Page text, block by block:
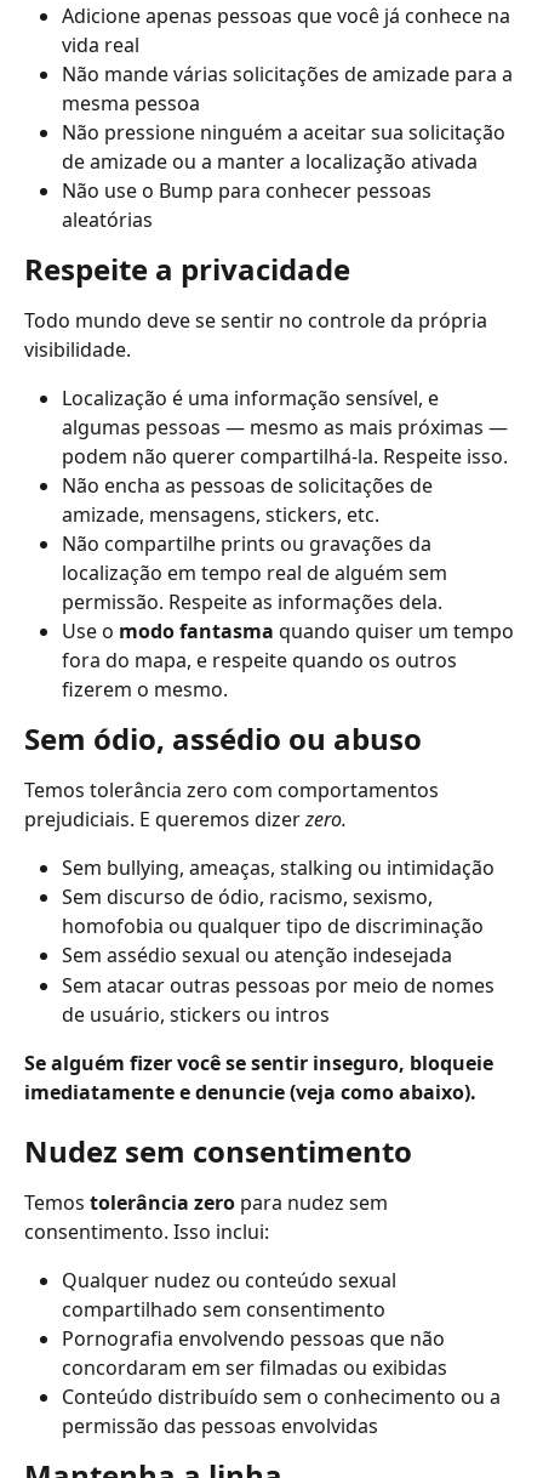
Adicione apenas pessoas que você já conhece na
vida real
Não mande várias solicitações de amizade para a
mesma pessoa
Não pressione ninguém a aceitar sua solicitação
de amizade ou a manter a localização ativada
Não use o Bump para conhecer pessoas
aleatórias
Respeite a privacidade
Todo mundo deve se sentir no controle da própria
visibilidade.
Localização é uma informação sensível, e
algumas pessoas — mesmo as mais próximas —
podem não querer compartilhá-la. Respeite isso.
Não encha as pessoas de solicitações de
amizade, mensagens, stickers, etc.
Não compartilhe prints ou gravações da
localização em tempo real de alguém sem
permissão. Respeite as informações dela.
Use o modo fantasma quando quiser um tempo
fora do mapa, e respeite quando os outros
fizerem o mesmo.
Sem ódio, assédio ou abuso
Temos tolerância zero com comportamentos
prejudiciais. E queremos dizer zero.
Sem bullying, ameaças, stalking ou intimidação
Sem discurso de ódio, racismo, sexismo,
homofobia ou qualquer tipo de discriminação
Sem assédio sexual ou atenção indesejada
Sem atacar outras pessoas por meio de nomes
de usuário, stickers ou intros
Se alguém fizer você se sentir inseguro, bloqueie
imediatamente e denuncie (veja como abaixo).
Nudez sem consentimento
Temos tolerância zero para nudez sem
consentimento. Isso inclui:
Qualquer nudez ou conteúdo sexual
compartilhado sem consentimento
Pornografia envolvendo pessoas que não
concordaram em ser filmadas ou exibidas
Conteúdo distribuído sem o conhecimento ou a
permissão das pessoas envolvidas